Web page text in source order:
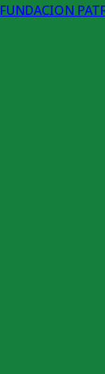
FUNDACION